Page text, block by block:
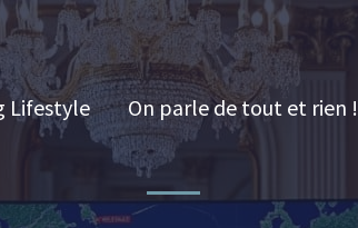
Lifestyle On parle de tout et rien !